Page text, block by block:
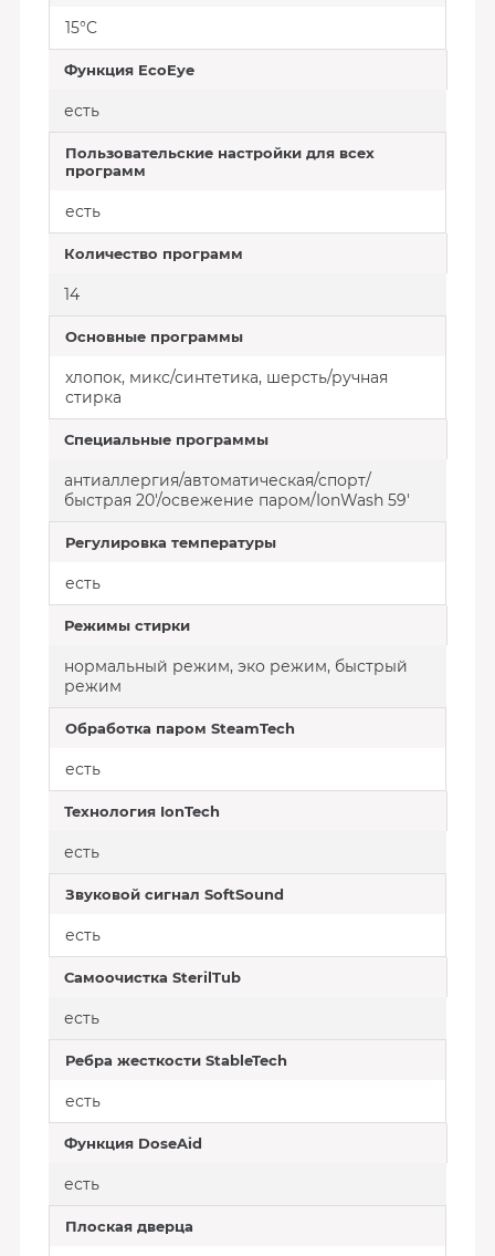
15°C
Функция EcoEye
есть
Пользовательские настройки для всех
программ
есть
Количество программ
14
Основные программы
хлопок, микс/синтетика, шерсть/ручная
стирка
Специальные программы
антиаллергия/автоматическая/спорт/
быстрая 20'/освежение паром/IonWash 59'
Регулировка температуры
есть
Режимы стирки
нормальный режим, эко режим, быстрый
режим
Обработка паром SteamTech
есть
Технология IonTech
есть
Звуковой сигнал SoftSound
есть
Самоочистка SterilTub
есть
Ребра жесткости StableTech
есть
Функция DoseAid
есть
Плоская дверца